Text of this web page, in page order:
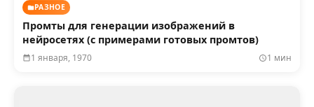
РАЗНОЕ
Промты для генерации изображений в
нейросетях (с примерами готовых промтов)
1 января, 1970 1 мин